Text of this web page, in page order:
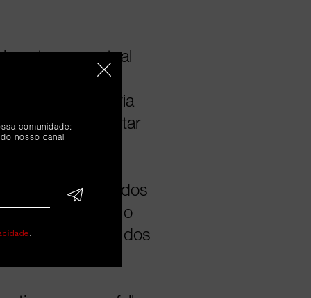
percentual
Moda e Joalharia
e Bem-Estar
(+54,7%).
em setores ligados
evidencia o
crescente dos
comunidade:
nosso canal
.